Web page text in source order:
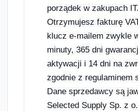
porządek w zakupach IT.
Otrzymujesz fakturę
klucz e-mailem zwykle
minuty, 365 dni
aktywacji i 14 dni na
zgodnie z regulaminem
Dane sprzedawcy są
Selected Supply Sp. z